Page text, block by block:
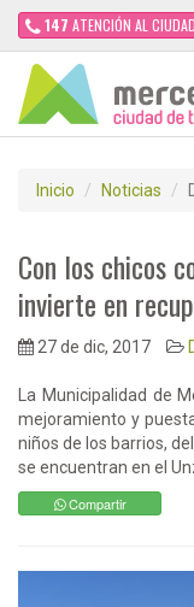
147 ATENCIÓN AL
Inicio Noticias
Con los chicos
invierte en
27 de dic, 2017
La Municipalidad de
mejoramiento y
niños de los barrios,
se encuentran en el
Compartir